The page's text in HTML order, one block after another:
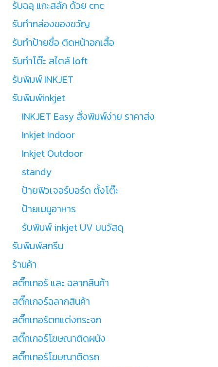
รับฉลุ แกะสลัก ด้วย cnc
รับทำกล่องของขวัญ
รับทำป้ายชื่อ ติดหน้าอกเสื้อ
รับทำโต๊ะ สไตล์ loft
รับพิมพ์ INKJET
รับพิมพ์inkjet
INKJET Easy สั่งพิมพ์ง่าย ราคาส่ง
Inkjet Indoor
Inkjet Outdoor
standy
ป้ายฟิวเจอร์บอร์ด ตั้งโต๊ะ
ป้ายเมนูอาหาร
รับพิมพ์ inkjet UV บนวัสดุ
รับพิมพ์สกรีน
ร้านค้า
สติ๊กเกอร์ และ ฉลากสินค้า
สติ๊กเกอร์ฉลากสินค้า
สติ๊กเกอร์ตกแต่งกระจก
สติ๊กเกอร์โฆษณาติดผนัง
สติ๊กเกอร์โฆษณาติดรถ